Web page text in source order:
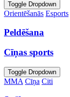
Toggle Dropdown
Orientēšanās Esports
Peldēšana
Cīņas sports
Toggle Dropdown
MMA Cīņa Citi